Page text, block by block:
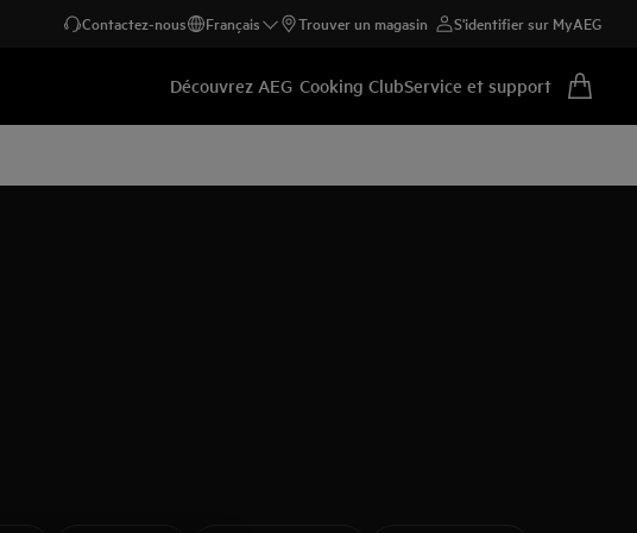
Contactez-nous Français Trouver un magasin S'identifier sur MyAEG
Découvrez AEG Cooking ClubService et support